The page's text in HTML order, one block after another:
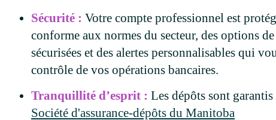
Sécurité : Votre compte professionnel est
conforme aux normes du secteur, des options
sécurisées et des alertes personnalisables qui
contrôle de vos opérations bancaires.
Tranquillité d’esprit : Les dépôts sont
Société d'assurance-dépôts du Manitoba